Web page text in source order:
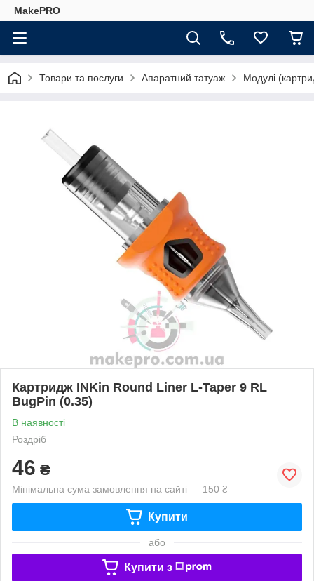
MakePRO
Товари та послуги Апаратний татуаж Модулі
Картридж INKin Round Liner L-Taper 9 RL
BugPin (0.35)
В наявності
Роздріб
46 ₴
Мінімальна сума замовлення на сайті — 150 ₴
Купити
або
Купити з